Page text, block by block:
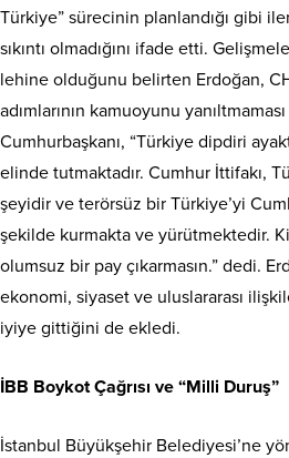
Türkiye” sürecinin planlandığı gibi
sıkıntı olmadığını ifade etti.
lehine olduğunu belirten Erdoğan,
adımlarının kamuoyunu
Cumhurbaşkanı, “Türkiye dipdiri
elinde tutmaktadır. Cumhur İttifakı,
şeyidir ve terörsüz bir Türkiye’yi
şekilde kurmakta ve yürütmektedir.
olumsuz bir pay çıkarmasın.” dedi.
ekonomi, siyaset ve uluslararası
iyiye gittiğini de ekledi.
İBB Boykot Çağrısı ve “Milli Duruş”
İstanbul Büyükşehir Belediyesi’ne